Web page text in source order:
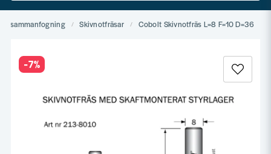
& sammanfogning Skivnotfräsar Cobolt Skivnotfräs L=8 F=10 D=36
-7%